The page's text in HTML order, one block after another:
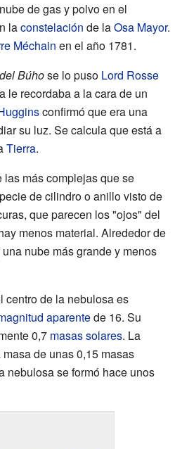
de gas y polvo en el
laconstelación de laOsa Mayor.
Méchain en el año 1781.
Búhose lo puso Lord Rosse
le recordaba a la cara de un
confirmó que era una
su luz. Se calcula que está a
Tierra.
más complejas que se
de cilindro o anillo visto de
que parecen los "ojos" del
menos material. Alrededor de
nube más grande y menos
centro de la nebulosa es
aparentede 16. Su
0,7 masas solares. La
de unas 0,15 masas
nebulosa se formó hace unos